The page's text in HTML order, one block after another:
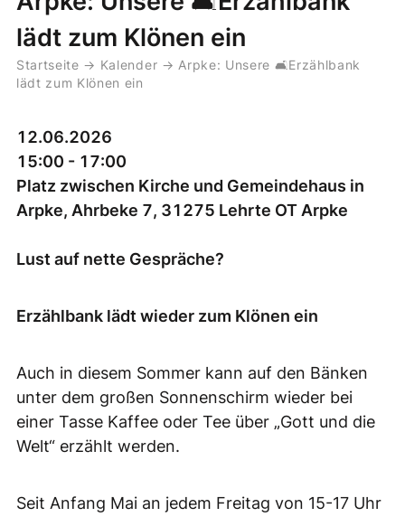
lädt zum Klönen ein
Startseite → Kalender → Arpke: Unsere 🛋️Erzählbank
lädt zum Klönen ein
12.06.2026
15:00 - 17:00
Platz zwischen Kirche und Gemeindehaus in
Arpke, Ahrbeke 7, 31275 Lehrte OT Arpke
Lust auf nette Gespräche?
Erzählbank lädt wieder zum Klönen ein
Auch in diesem Sommer kann auf den Bänken
unter dem großen Sonnenschirm wieder bei
einer Tasse Kaffee oder Tee über „Gott und die
Welt“ erzählt werden.
Seit Anfang Mai an jedem Freitag von 15-17 Uhr